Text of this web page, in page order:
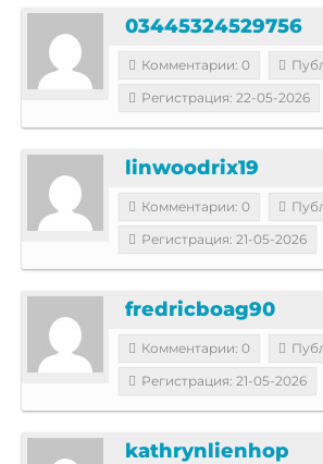
03445324529756
Комментарии: 0
Регистрация: 22-05-2026
linwoodrix19
Комментарии: 0
Регистрация: 21-05-2026
fredricboag90
Комментарии: 0
Регистрация: 21-05-2026
kathrynlienhop